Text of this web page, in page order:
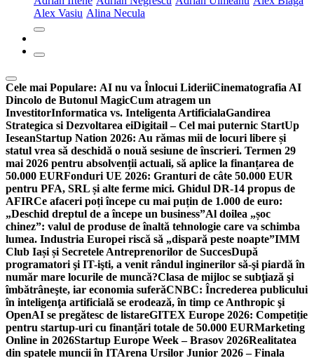
Alex Vasiu Alina Necula
Cele mai Populare: AI nu va Înlocui LideriiCinematografia AI
Dincolo de Butonul MagicCum atragem un
InvestitorInformatica vs. Inteligenta ArtificialaGandirea
Strategica si Dezvoltarea eiDigitail – Cel mai puternic StartUp
IeseanStartup Nation 2026: Au rămas mii de locuri libere și
statul vrea să deschidă o nouă sesiune de înscrieri. Termen 29
mai 2026 pentru absolvenții actuali, să aplice la finanțarea de
50.000 EURFonduri UE 2026: Granturi de câte 50.000 EUR
pentru PFA, SRL și alte ferme mici. Ghidul DR-14 propus de
AFIRCe afaceri poți începe cu mai puțin de 1.000 de euro:
„Deschid dreptul de a începe un business”Al doilea „șoc
chinez”: valul de produse de înaltă tehnologie care va schimba
lumea. Industria Europei riscă să „dispară peste noapte”IMM
Club Iași și Secretele Antreprenorilor de SuccesDupă
programatori şi IT-işti, a venit rândul inginerilor să-şi piardă în
număr mare locurile de muncă?Clasa de mijloc se subţiază şi
îmbătrâneşte, iar economia suferăCNBC: Încrederea publicului
în inteligenţa artificială se erodează, în timp ce Anthropic şi
OpenAI se pregătesc de listareGITEX Europe 2026: Competiție
pentru startup-uri cu finanțări totale de 50.000 EURMarketing
Online in 2026Startup Europe Week – Brasov 2026Realitatea
din spatele muncii în ITArena Ursilor Junior 2026 – Finala